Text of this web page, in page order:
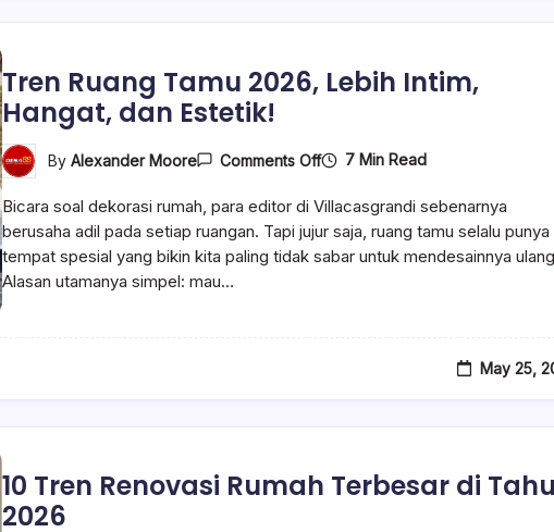
Tren Ruang Tamu 2026, Lebih Intim,
Hangat, dan Estetik!
By Alexander Moore Comments OffOn
Tamu
2026,
Lebih
Intim,
7 Min Read
Bicara soal dekorasi rumah, para editor di Villacasgrandi sebenarnya
berusaha adil pada setiap ruangan. Tapi jujur saja, ruang tamu selalu punya
tempat spesial yang bikin kita paling tidak sabar untuk mendesainnya
Alasan utamanya simpel: mau…
May 25,
10 Tren Renovasi Rumah Terbesar di
2026